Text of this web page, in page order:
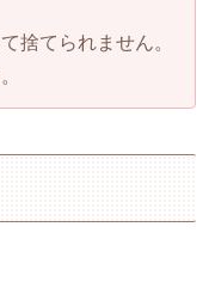
捨てられません。